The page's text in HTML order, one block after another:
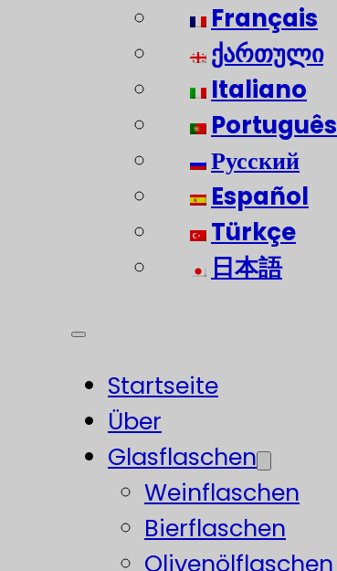
Français
ქართული
Italiano
Português
Русский
Español
Türkçe
日本語
Startseite
Über
Glasflaschen
Weinflaschen
Bierflaschen
Olivenölflaschen